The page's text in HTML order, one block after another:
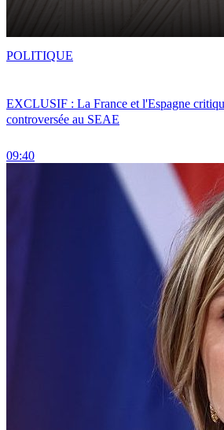
EXCLUSIF : La France et l'Espagne
controversée au SEAE
09:40
POLITIQUE